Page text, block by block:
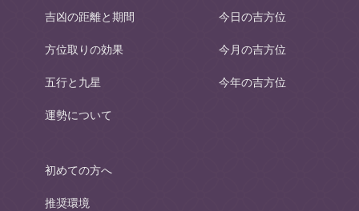
吉凶の距離と期間
方位取りの効果
五行と九星
運勢について
今日の吉方位
今月の吉方位
今年の吉方位
初めての方へ
推奨環境